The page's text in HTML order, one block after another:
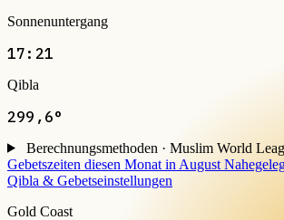
Sonnenuntergang
17:21
Qibla
299,6°
Berechnungsmethoden · Muslim World
Gebetszeiten diesen Monat in August
Qibla & Gebetseinstellungen
Gold Coast